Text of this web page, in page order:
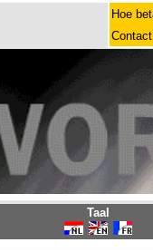
Hoe
Taal